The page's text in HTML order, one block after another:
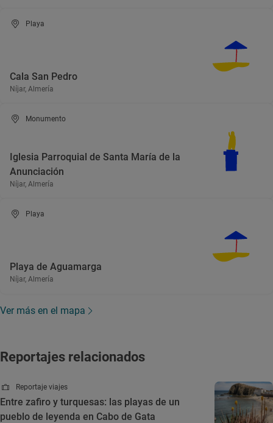
Playa
Cala San Pedro
Níjar, Almería
Monumento
Iglesia Parroquial de Santa María de la
Anunciación
Níjar, Almería
Playa
Playa de Aguamarga
Níjar, Almería
Ver más en el mapa
Reportajes relacionados
Reportaje viajes
Entre zafiro y turquesas: las playas de un
pueblo de leyenda en Cabo de Gata